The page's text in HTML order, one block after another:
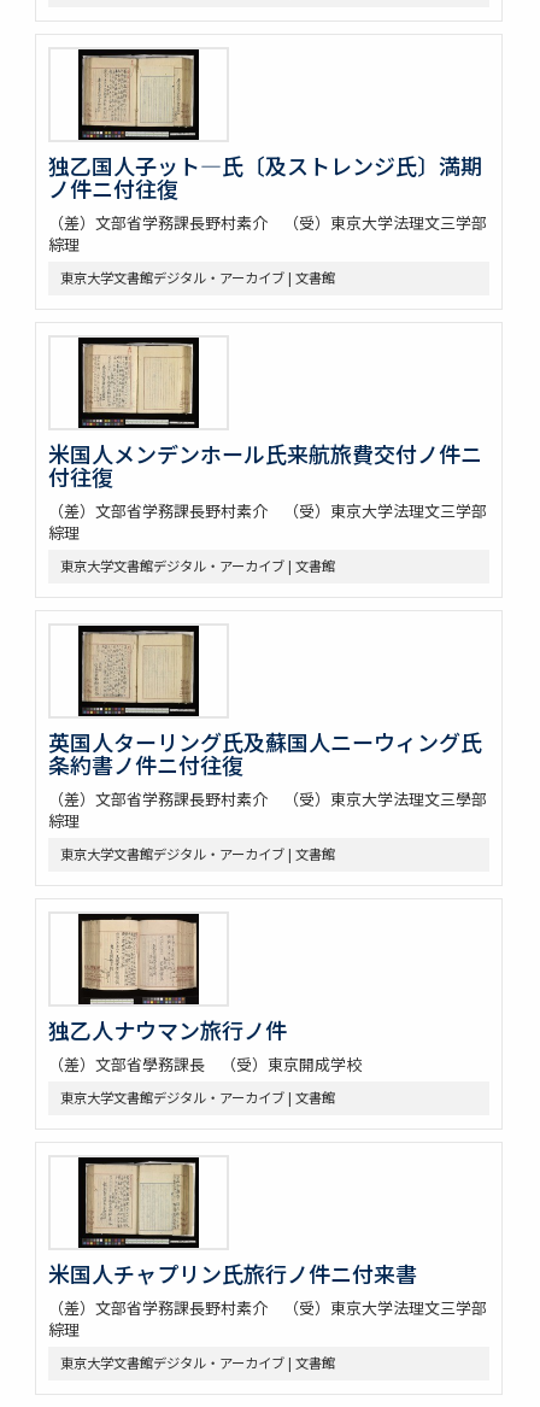
独乙国人子ット―氏〔及ストレンジ氏〕満期
ノ件ニ付往復
（差）文部省学務課長野村素介 （受）東京大学法理文三学部
綜理
東京大学文書館デジタル・アーカイブ | 文書館
米国人メンデンホール氏来航旅費交付ノ件ニ
付往復
（差）文部省学務課長野村素介 （受）東京大学法理文三学部
綜理
東京大学文書館デジタル・アーカイブ | 文書館
英国人ターリング氏及蘇国人ニーウィング氏
条約書ノ件ニ付往復
（差）文部省学務課長野村素介 （受）東京大学法理文三學部
綜理
東京大学文書館デジタル・アーカイブ | 文書館
独乙人ナウマン旅行ノ件
（差）文部省學務課長 （受）東京開成学校
東京大学文書館デジタル・アーカイブ | 文書館
米国人チャプリン氏旅行ノ件ニ付来書
（差）文部省学務課長野村素介 （受）東京大学法理文三学部
綜理
東京大学文書館デジタル・アーカイブ | 文書館